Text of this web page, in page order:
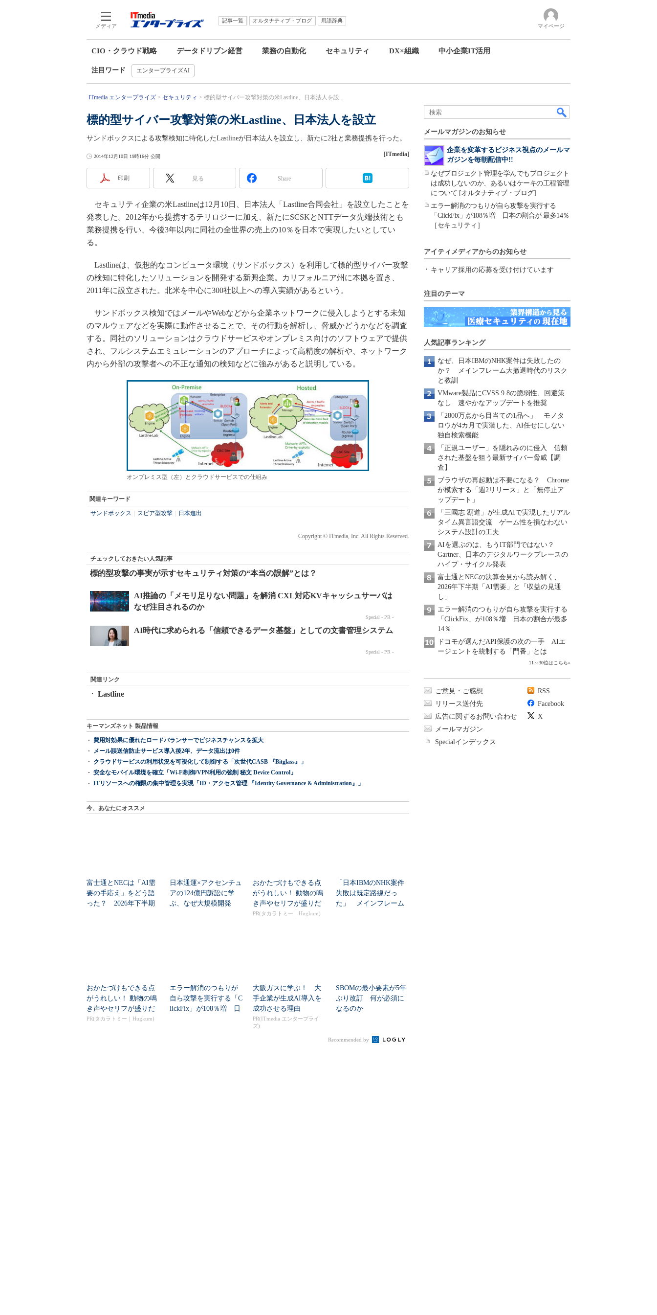
メディア
記事一覧 オルタナティブ・ブログ
用語辞典
マイページ
CIO・クラウド戦略 データドリブン経営 業務の自動化 セキュリティ DX×組織 中小企業IT活用
注目ワード エンタープライズAI
ITmedia エンタープライズ セキュリティ 標的型サイバー攻撃対策の米Lastline、日本法人を設...
標的型サイバー攻撃対策の米Lastline、日本法人を設立
サンドボックスによる攻撃検知に特化したLastlineが日本法人を設立し、新たに2社と業務提携を行った。
2014年12月10日 19時16分 公開 [ITmedia]
印刷 見る Share
セキュリティ企業の米Lastlineは12月10日、日本法人「Lastline合同会社」を設立したことを
発表した。2012年から提携するテリロジーに加え、新たにSCSKとNTTデータ先端技術とも
業務提携を行い、今後3年以内に同社の全世界の売上の10％を日本で実現したいとしてい
る。
Lastlineは、仮想的なコンピュータ環境（サンドボックス）を利用して標的型サイバー攻撃
の検知に特化したソリューションを開発する新興企業。カリフォルニア州に本拠を置き、
2011年に設立された。北米を中心に300社以上への導入実績があるという。
サンドボックス検知ではメールやWebなどから企業ネットワークに侵入しようとする未知
のマルウェアなどを実際に動作させることで、その行動を解析し、脅威かどうかなどを調査
する。同社のソリューションはクラウドサービスやオンプレミス向けのソフトウェアで提供
され、フルシステムエミュレーションのアプローチによって高精度の解析や、ネットワーク
内から外部の攻撃者への不正な通知の検知などに強みがあると説明している。
オンプレミス型（左）とクラウドサービスでの仕組み
関連キーワード
サンドボックス スピア型攻撃 日本進出
Copyright © ITmedia, Inc. All Rights Reserved.
チェックしておきたい人気記事
標的型攻撃の事実が示すセキュリティ対策の“本当の誤解”とは？
関連リンク
Lastline
キーマンズネット 製品情報
費用対効果に優れたロードバランサーでビジネスチャンスを拡大
メール誤送信防止サービス導入後2年、データ流出は0件
クラウドサービスの利用状況を可視化して制御する「次世代CASB 『Bitglass』」
安全なモバイル環境を確立「Wi-Fi制御/VPN利用の強制 秘文 Device Control」
ITリソースへの権限の集中管理を実現「ID・アクセス管理 『Identity Governance & Administration』」
今、あなたにオススメ
富士通とNECは「AI需
要の手応え」をどう語
った？ 2026年下半期
日本通運×アクセンチュ
アの124億円訴訟に学
ぶ、なぜ大規模開発
おかたづけもできる点
がうれしい！ 動物の鳴
き声やセリフが盛りだ
くさんの「アニア ...
PR(タカラトミー｜Hugkum)
「日本IBMのNHK案件
失敗は既定路線だっ
た」 メインフレーム
おかたづけもできる点
がうれしい！ 動物の鳴
き声やセリフが盛りだ
くさんの「アニア ...
PR(タカラトミー｜Hugkum)
エラー解消のつもりが
自ら攻撃を実行する「C
lickFix」が108％増 日
大阪ガスに学ぶ！ 大
手企業が生成AI導入を
成功させる理由
PR(ITmedia エンタープライ
ズ)
SBOMの最小要素が5年
ぶり改訂 何が必須に
なるのか
Recommended by
メールマガジンのお知らせ
企業を変革するビジネス視点のメールマ
ガジンを毎朝配信中!!
なぜプロジェクト管理を学んでもプロジェクト
は成功しないのか、あるいはケーキの工程管理
について [オルタナティブ・ブログ]
エラー解消のつもりが自ら攻撃を実行する
「ClickFix」が108％増 日本の割合が 最多14％
［セキュリティ］
アイティメディアからのお知らせ
キャリア採用の応募を受け付けています
注目のテーマ
人気記事ランキング
なぜ、日本IBMのNHK案件は失敗したの
か？ メインフレーム大撤退時代のリスク
と教訓
VMware製品にCVSS 9.8の脆弱性、回避策
なし 速やかなアップデートを推奨
「2800万点から目当ての1品へ」 モノタ
ロウが4カ月で実装した、AI任せにしない
独自検索機能
「正規ユーザー」を隠れみのに侵入 信頼
された基盤を狙う最新サイバー脅威【調
査】
ブラウザの再起動は不要になる？ Chrome
が模索する「週2リリース」と「無停止ア
ップデート」
「三國志 覇道」が生成AIで実現したリアル
タイム異言語交流 ゲーム性を損なわない
システム設計の工夫
AIを選ぶのは、もうIT部門ではない？
Gartner、日本のデジタルワークプレースの
ハイプ・サイクル発表
富士通とNECの決算会見から読み解く、
2026年下半期「AI需要」と「収益の見通
し」
エラー解消のつもりが自ら攻撃を実行する
「ClickFix」が108％増 日本の割合が最多
14％
ドコモが選んだAPI保護の次の一手 AIエ
ージェントを統制する「門番」とは
11～30位はこちら»
ご意見・ご感想
リリース送付先
広告に関するお問い合わせ
メールマガジン
Specialインデックス
RSS
Facebook
X